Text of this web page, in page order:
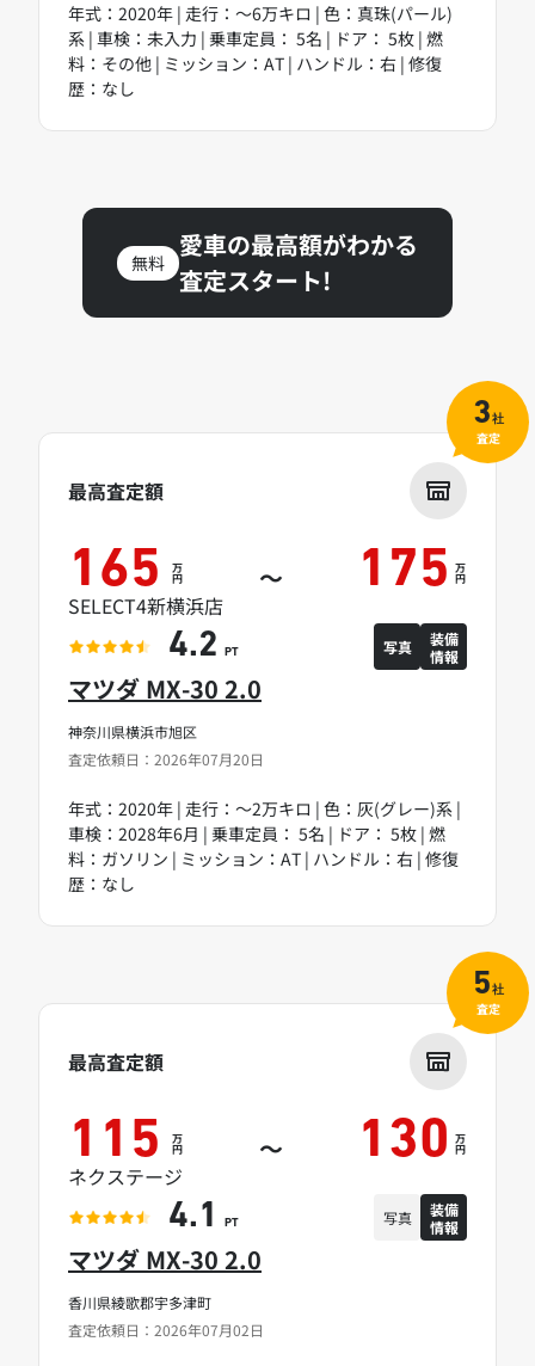
年式：2020年 | 走行：～6万キロ | 色：真珠(パール)
系 | 車検：未入力 | 乗車定員： 5名 | ドア： 5枚 | 燃
料：その他 | ミッション：AT | ハンドル：右 | 修復
歴：なし
無料
愛車の最高額がわかる
査定スタート!
神奈川県横浜市旭区
査定依頼日：2026年07月20日
マツダ MX-30 2.0
年式：2020年 | 走行：～2万キロ | 色：灰(グレー)系 |
車検：2028年6月 | 乗車定員： 5名 | ドア： 5枚 | 燃
料：ガソリン | ミッション：AT | ハンドル：右 | 修復
歴：なし
最高査定額
165 万
円 ～ 175 万
円
SELECT4新横浜店
4.2 PT 写真
装備
情報
3社
査定
香川県綾歌郡宇多津町
査定依頼日：2026年07月02日
マツダ MX-30 2.0
最高査定額
115 万
円 ～ 130 万
円
ネクステージ
4.1 PT 写真
装備
情報
5社
査定